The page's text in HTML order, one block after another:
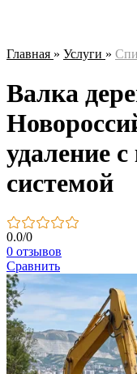
Главная » Услуги »
Валка
удаление
системой
0.0/0
0 отзывов
Сравнить